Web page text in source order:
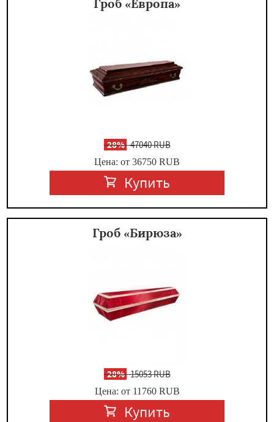
Гроб «Европа»
-28%47040 RUB
Цена: от 36750 RUB
Купить
Гроб «Бирюза»
-28%15053 RUB
Цена: от 11760 RUB
Купить